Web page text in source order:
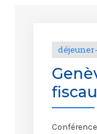
Conférence